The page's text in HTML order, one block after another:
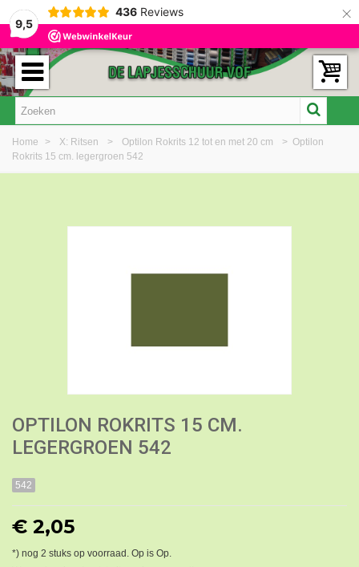
9,5
436 Reviews ×
Home > X: Ritsen > Optilon Rokrits 12 tot en met 20 cm > Optilon
Rokrits 15 cm. legergroen 542
OPTILON ROKRITS 15 CM.
LEGERGROEN 542
542
€ 2,05
*) nog 2 stuks op voorraad. Op is Op.